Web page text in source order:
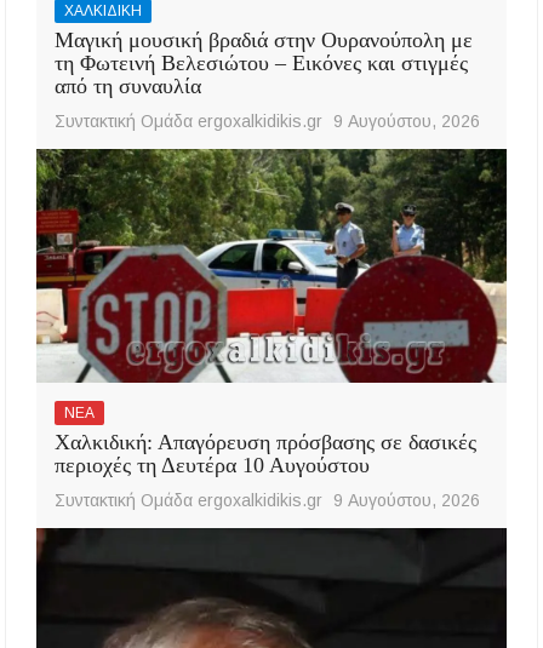
ΧΑΛΚΙΔΙΚΗ
Μαγική μουσική βραδιά στην Ουρανούπολη με
τη Φωτεινή Βελεσιώτου – Εικόνες και στιγμές
από τη συναυλία
Συντακτική Ομάδα ergoxalkidikis.gr 9 Αυγούστου, 2026
ΝΕΑ
Χαλκιδική: Απαγόρευση πρόσβασης σε δασικές
περιοχές τη Δευτέρα 10 Αυγούστου
Συντακτική Ομάδα ergoxalkidikis.gr 9 Αυγούστου, 2026